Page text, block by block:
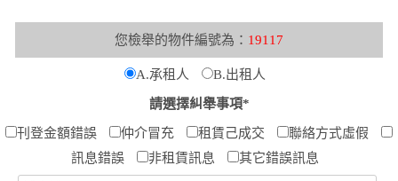
您檢舉的物件編號為： 19117
A.承租人 B.出租人
請選擇糾舉事項*
刊登金額錯誤 仲介冒充 租賃己成交
聯絡方式虛假
訊息錯誤
非租賃訊息 其它錯誤訊息